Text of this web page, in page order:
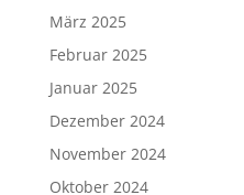
März 2025
Februar 2025
Januar 2025
Dezember 2024
November 2024
Oktober 2024